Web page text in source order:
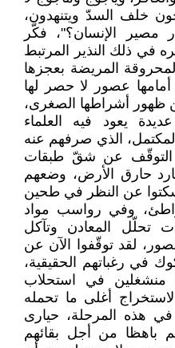
خلف السدّ ويتنهدون،
الإنسان؟"، فكّر
في ذلك النذير المرتبط
المريضة بعجزها
عصور لا حصر لها
ظهور أشراطها الصغرى،
يعود فيه العلماء
الذي صرفهم عنه
التوقّف عن شقّ طبقات
حارق الأرض، وضعهم
عن النظر في طحين
وفي رواسب مواد
تحلّل المعادن وتآكل
لقد توقّفوا الآن عن
في رغباتهم الحقيقية،
منشغلين في استحلاب
أغلى ما تحمله
هذه المرحلة، حيارى
باهظا من أجل بقائهم